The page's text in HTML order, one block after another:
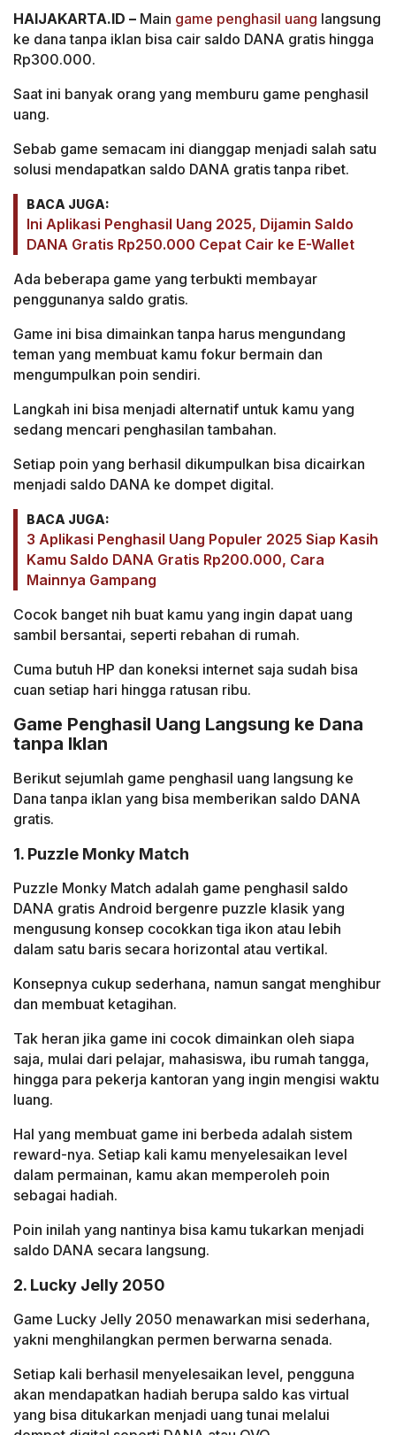
HAIJAKARTA.ID – Main game penghasil uang langsung
ke dana tanpa iklan bisa cair saldo DANA gratis hingga
Rp300.000.
Saat ini banyak orang yang memburu game penghasil
uang.
Sebab game semacam ini dianggap menjadi salah satu
solusi mendapatkan saldo DANA gratis tanpa ribet.
BACA JUGA:
Ini Aplikasi Penghasil Uang 2025, Dijamin Saldo
DANA Gratis Rp250.000 Cepat Cair ke E-Wallet
Ada beberapa game yang terbukti membayar
penggunanya saldo gratis.
Game ini bisa dimainkan tanpa harus mengundang
teman yang membuat kamu fokur bermain dan
mengumpulkan poin sendiri.
Langkah ini bisa menjadi alternatif untuk kamu yang
sedang mencari penghasilan tambahan.
Setiap poin yang berhasil dikumpulkan bisa dicairkan
menjadi saldo DANA ke dompet digital.
BACA JUGA:
3 Aplikasi Penghasil Uang Populer 2025 Siap Kasih
Kamu Saldo DANA Gratis Rp200.000, Cara
Mainnya Gampang
Cocok banget nih buat kamu yang ingin dapat uang
sambil bersantai, seperti rebahan di rumah.
Cuma butuh HP dan koneksi internet saja sudah bisa
cuan setiap hari hingga ratusan ribu.
Game Penghasil Uang Langsung ke Dana
tanpa Iklan
Berikut sejumlah game penghasil uang langsung ke
Dana tanpa iklan yang bisa memberikan saldo DANA
gratis.
1. Puzzle Monky Match
Puzzle Monky Match adalah game penghasil saldo
DANA gratis Android bergenre puzzle klasik yang
mengusung konsep cocokkan tiga ikon atau lebih
dalam satu baris secara horizontal atau vertikal.
Konsepnya cukup sederhana, namun sangat menghibur
dan membuat ketagihan.
Tak heran jika game ini cocok dimainkan oleh siapa
saja, mulai dari pelajar, mahasiswa, ibu rumah tangga,
hingga para pekerja kantoran yang ingin mengisi waktu
luang.
Hal yang membuat game ini berbeda adalah sistem
reward-nya. Setiap kali kamu menyelesaikan level
dalam permainan, kamu akan memperoleh poin
sebagai hadiah.
Poin inilah yang nantinya bisa kamu tukarkan menjadi
saldo DANA secara langsung.
2. Lucky Jelly 2050
Game Lucky Jelly 2050 menawarkan misi sederhana,
yakni menghilangkan permen berwarna senada.
Setiap kali berhasil menyelesaikan level, pengguna
akan mendapatkan hadiah berupa saldo kas virtual
yang bisa ditukarkan menjadi uang tunai melalui